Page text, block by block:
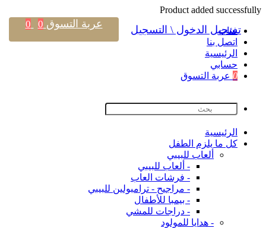
Product added successfully
فئات
اتصل بنا
اﻟﺮﺋﻴﺴﻴﺔ
حسابي
0 عربة التسوق
اﻟﺮﺋﻴﺴﻴﺔ
كل ما يلزم الطفل
ألعاب للبيبي
- ألعاب للبيبي
- فرشات العاب
- مراجيح - ترامبولين للبيبي
- بيمبا للأطفال
- دراجات للمشي
- هدايا للمولود
تسجيل الدخول \ التسجيل عربة التسوق 0
0